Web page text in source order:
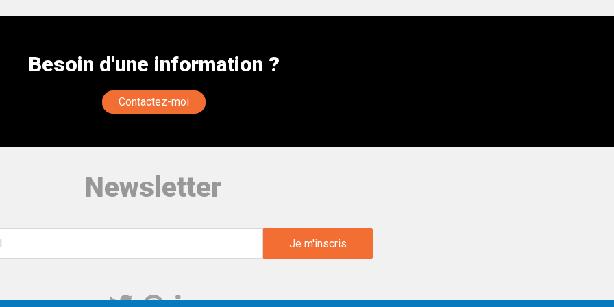
Besoin d'une information ?
Contactez-moi
Newsletter
TwitterPinterestLinkedin